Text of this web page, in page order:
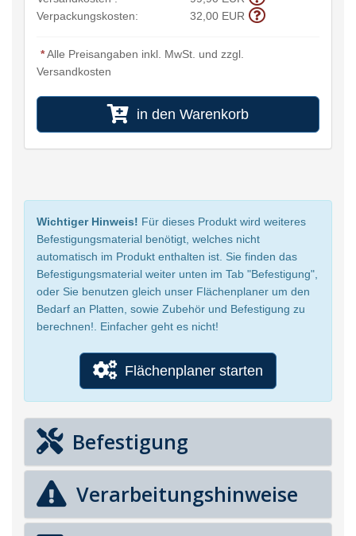
Verpackungskosten:
32,00 EUR
*Alle Preisangaben inkl. MwSt. und zzgl.
Versandkosten
in den Warenkorb
Wichtiger Hinweis! Für dieses Produkt wird weiteres
Befestigungsmaterial benötigt, welches nicht
automatisch im Produkt enthalten ist. Sie finden das
Befestigungsmaterial weiter unten im Tab "Befestigung",
oder Sie benutzen gleich unser Flächenplaner um den
Bedarf an Platten, sowie Zubehör und Befestigung zu
berechnen!. Einfacher geht es nicht!
Flächenplaner starten
Befestigung
Verarbeitungshinweise